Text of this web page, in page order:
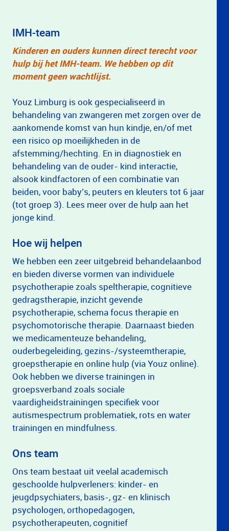
IMH-team
Kinderen en ouders kunnen direct terecht voor
hulp bij het IMH-team. We hebben op dit
moment geen wachtlijst.
Youz Limburg is ook gespecialiseerd in
behandeling van zwangeren met zorgen over de
aankomende komst van hun kindje, en/of met
een risico op moeilijkheden in de
afstemming/hechting. En in diagnostiek en
behandeling van de ouder- kind interactie,
alsook kindfactoren of een combinatie van
beiden, voor baby’s, peuters en kleuters tot 6 jaar
(tot groep 3). Lees meer over de hulp aan het
jonge kind.
Hoe wij helpen
We hebben een zeer uitgebreid behandelaanbod
en bieden diverse vormen van individuele
psychotherapie zoals speltherapie, cognitieve
gedragstherapie, inzicht gevende
psychotherapie, schema focus therapie en
psychomotorische therapie. Daarnaast bieden
we medicamenteuze behandeling,
ouderbegeleiding, gezins-/systeemtherapie,
groepstherapie en online hulp (via Youz online).
Ook hebben we diverse trainingen in
groepsverband zoals sociale
vaardigheidstrainingen specifiek voor
autismespectrum problematiek, rots en water
trainingen en mindfulness.
Ons team
Ons team bestaat uit veelal academisch
geschoolde hulpverleners: kinder- en
jeugdpsychiaters, basis-, gz- en klinisch
psychologen, orthopedagogen,
psychotherapeuten, cognitief